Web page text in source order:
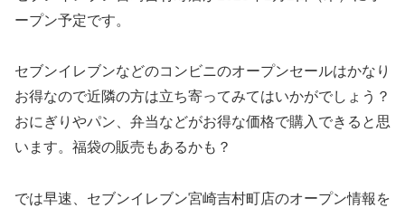
ープン予定です。
セブンイレブンなどのコンビニのオープンセールはかなり
お得なので近隣の方は立ち寄ってみてはいかがでしょう？
おにぎりやパン、弁当などがお得な価格で購入できると思
います。福袋の販売もあるかも？
では早速、セブンイレブン宮崎吉村町店のオープン情報を